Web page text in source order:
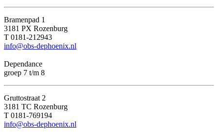
Bramenpad 1
3181 PX Rozenburg
T 0181-212943
info@obs-dephoenix.nl
Dependance
groep 7 t/m 8
Gruttostraat 2
3181 TC Rozenburg
T 0181-769194
info@obs-dephoenix.nl